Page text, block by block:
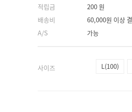
적립금
배송비
A/S
200 원
60,000원 이상
가능
사이즈 L(100)